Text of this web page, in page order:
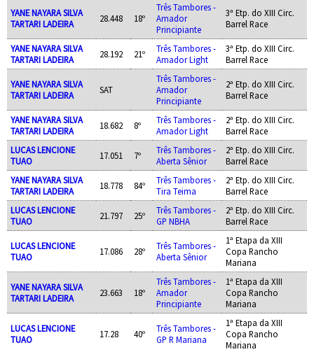
YANE NAYARA SILVA
TARTARI LADEIRA
28.448 18º
Três Tambores -
Amador
Principiante
3ª Etp. do XIII Circ.
Barrel Race
YANE NAYARA SILVA
TARTARI LADEIRA
28.192 21º
Três Tambores -
Amador Light
3ª Etp. do XIII Circ.
Barrel Race
YANE NAYARA SILVA
TARTARI LADEIRA
SAT
Três Tambores -
Amador
Principiante
2ª Etp. do XIII Circ.
Barrel Race
YANE NAYARA SILVA
TARTARI LADEIRA
18.682 8º
Três Tambores -
Amador Light
2ª Etp. do XIII Circ.
Barrel Race
LUCAS LENCIONE
TUAO
17.051 7º
Três Tambores -
Aberta Sênior
2ª Etp. do XIII Circ.
Barrel Race
YANE NAYARA SILVA
TARTARI LADEIRA
18.778 84º
Três Tambores -
Tira Teima
2ª Etp. do XIII Circ.
Barrel Race
LUCAS LENCIONE
TUAO
21.797 25º
Três Tambores -
GP NBHA
2ª Etp. do XIII Circ.
Barrel Race
LUCAS LENCIONE
TUAO
17.086 28º
Três Tambores -
Aberta Sênior
1ª Etapa da XIII
Copa Rancho
Mariana
YANE NAYARA SILVA
TARTARI LADEIRA
23.663 18º
Três Tambores -
Amador
Principiante
1ª Etapa da XIII
Copa Rancho
Mariana
LUCAS LENCIONE
TUAO
17.28 40º
Três Tambores -
GP R Mariana
1ª Etapa da XIII
Copa Rancho
Mariana